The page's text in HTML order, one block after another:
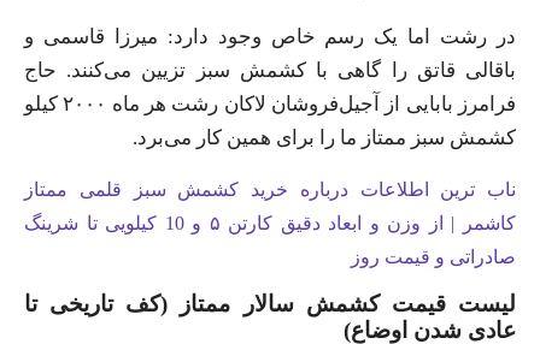
در رشت اما یک رسم خاص وجود دارد: میرزا قاسمی و
باقالی قاتق را گاهی با کشمش سبز تزیین می‌کنند. حاج
فرامرز بابایی از آجیل‌فروشان لاکان رشت هر ماه ۲۰۰۰ کیلو
کشمش سبز ممتاز ما را برای همین کار می‌برد.
ناب ترین اطلاعات درباره خرید کشمش سبز قلمی ممتاز
کاشمر | از وزن و ابعاد دقیق کارتن ۵ و 10 کیلویی تا شرینگ
صادراتی و قیمت روز
لیست قیمت کشمش سالار ممتاز (کف تاریخی تا
عادی شدن اوضاع)